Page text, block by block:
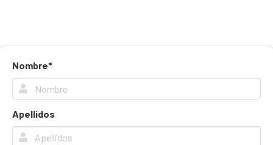
Nombre*
Apellidos